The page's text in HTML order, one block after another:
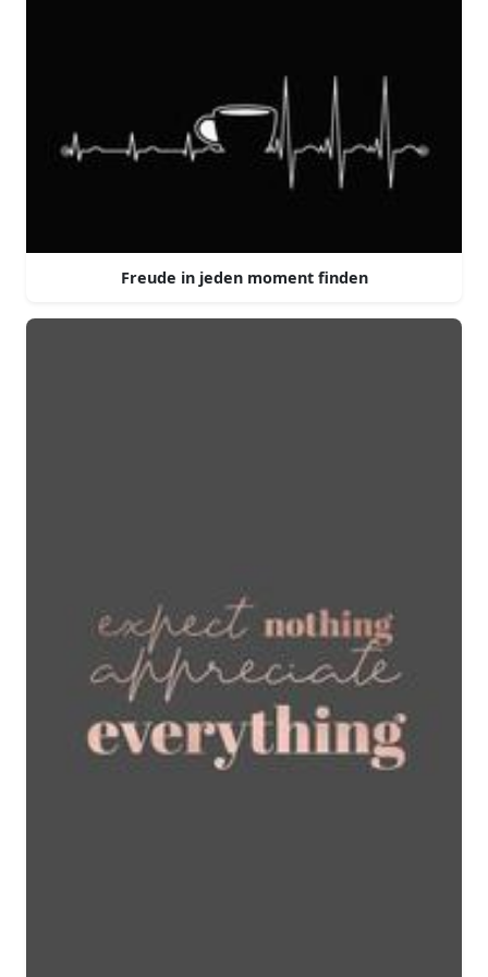
Freude in jeden moment finden